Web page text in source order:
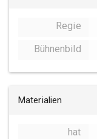
Regie
Bühnenbild
Materialien
hat